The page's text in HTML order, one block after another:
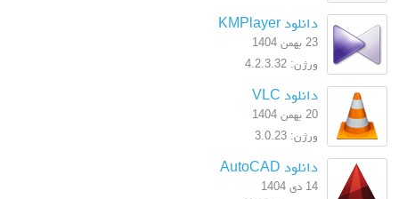
دانلود KMPlayer
23 بهمن 1404
ورژن: 4.2.3.32
دانلود VLC
ورژن: 3.0.23
دانلود AutoCAD